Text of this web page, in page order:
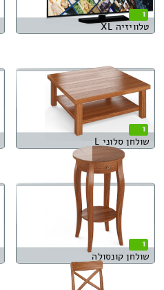
1
טלוויזיה XL
1
שולחן סלוני L
1
שולחן קונסולה